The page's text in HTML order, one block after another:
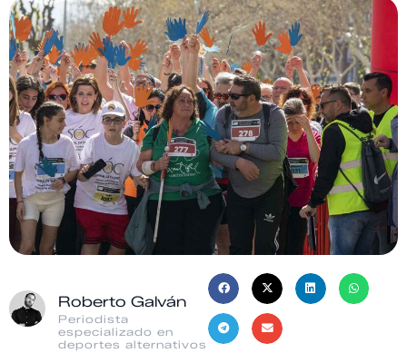
Roberto Galván
Periodista
especializado en
deportes alternativos